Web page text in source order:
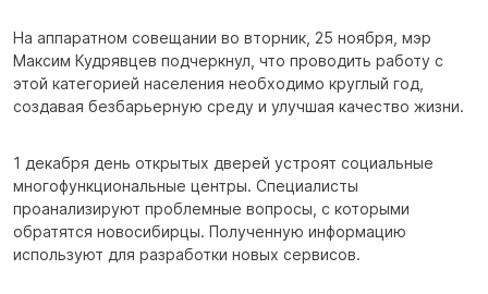
На аппаратном совещании во вторник, 25 ноября, мэр
Максим Кудрявцев подчеркнул, что проводить работу с
этой категорией населения необходимо круглый год,
создавая безбарьерную среду и улучшая качество жизни.
1 декабря день открытых дверей устроят социальные
многофункциональные центры. Специалисты
проанализируют проблемные вопросы, с которыми
обратятся новосибирцы. Полученную информацию
используют для разработки новых сервисов.